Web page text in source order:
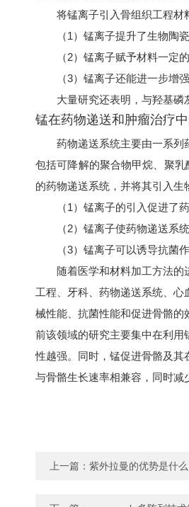
将锰离子引入骨组织工程材
（1）锰离子提升了生物陶
（2）锰离子赋予材料一定
（3）锰离子还能进一步增
大量研究还表明，与羟基
锰在药物递送和肿瘤治疗
药物递送系统主要由一系列
包括可降解的聚合物甲烷、聚
的药物递送系统，并将其引入
（1）锰离子的引入促进
（2）锰离子使药物递送系
（3）锰离子可以诱导抗菌作
随着医学和材料加工方法
工程、牙科、药物递送系统、
械性能、抗菌性能和促进骨骼
前该领域的研究主要集中在利
性越强。同时，锰促进骨骼及
与骨骼生长速率相兼容，同时
上一篇： 紫外拉曼的优势是什么